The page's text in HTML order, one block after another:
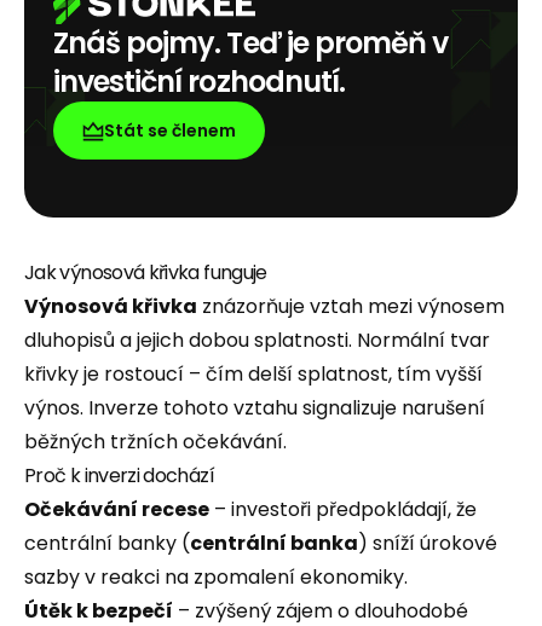
Znáš pojmy. Teď je proměň v
investiční rozhodnutí.
Stát se členem
Jak výnosová křivka funguje
Výnosová křivka znázorňuje vztah mezi výnosem
dluhopisů a jejich dobou splatnosti. Normální tvar
křivky je rostoucí – čím delší splatnost, tím vyšší
výnos. Inverze tohoto vztahu signalizuje narušení
běžných tržních očekávání.
Proč k inverzi dochází
Očekávání recese – investoři předpokládají, že
centrální banky (centrální banka) sníží úrokové
sazby v reakci na zpomalení ekonomiky.
Útěk k bezpečí – zvýšený zájem o dlouhodobé